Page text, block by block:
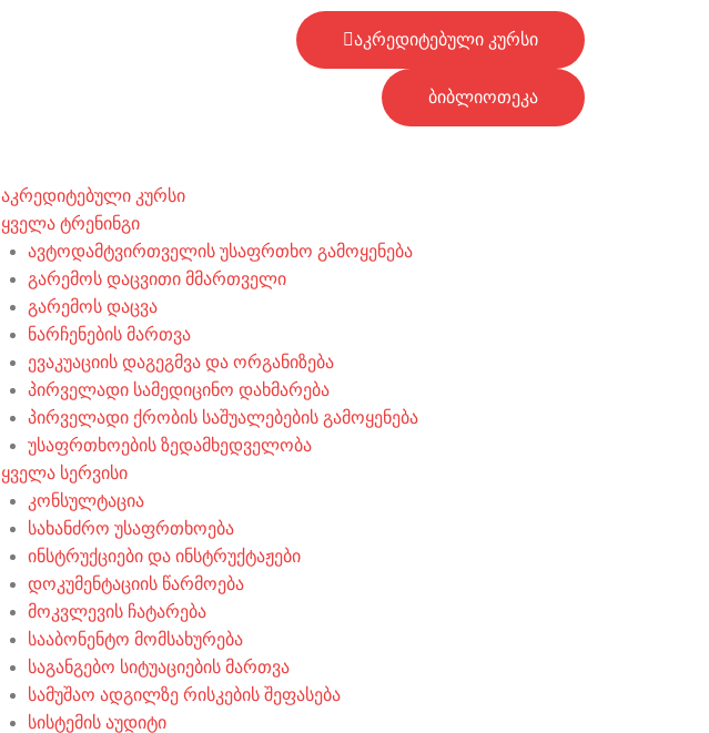
აკრედიტებული კურსი
ბიბლიოთეკა
აკრედიტებული კურსი
ყველა ტრენინგი
ავტოდამტვირთველის უსაფრთხო გამოყენება
გარემოს დაცვითი მმართველი
გარემოს დაცვა
ნარჩენების მართვა
ევაკუაციის დაგეგმვა და ორგანიზება
პირველადი სამედიცინო დახმარება
პირველადი ქრობის საშუალებების გამოყენება
უსაფრთხოების ზედამხედველობა
ყველა სერვისი
კონსულტაცია
სახანძრო უსაფრთხოება
ინსტრუქციები და ინსტრუქტაჟები
დოკუმენტაციის წარმოება
მოკვლევის ჩატარება
სააბონენტო მომსახურება
საგანგებო სიტუაციების მართვა
სამუშაო ადგილზე რისკების შეფასება
სისტემის აუდიტი